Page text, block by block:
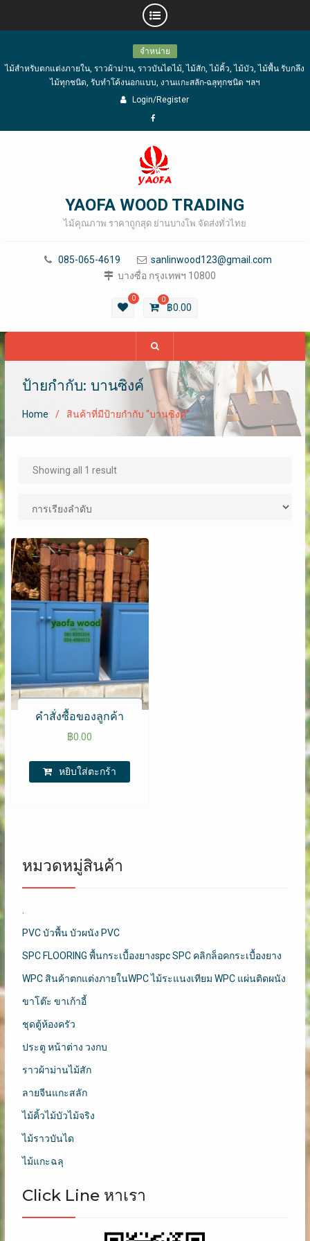
content
จำหน่าย
ไม้สำหรับตกแต่งภายใน, ราวผ้าม่าน, ราวบันไดไม้, ไม้สัก, ไม้คิ้ว, ไม้บัว, ไม้พื้น รับกลึง
ไม้ทุกชนิด, รับทำโค้งนอกแบบ, งานแกะสลัก-ฉลุทุกชนิด ฯลฯ
Login/Register
Facebook
YAOFA WOOD TRADING
ไม้คุณภาพ ราคาถูกสุด ย่านบางโพ จัดส่งทั่วไทย
085-065-4619
sanlinwood123@gmail.com
บางซื่อ กรุงเทพฯ 10800
0 0
฿0.00
ป้ายกำกับ: บานซิงค์
Home สินค้าที่มีป้ายกำกับ “บานซิงค์”
Showing all 1 result
คำสั่งซื้อของลูกค้า
฿0.00
หยิบใส่ตะกร้า
หมวดหมู่สินค้า
PVC บัวพื้น บัวผนัง PVC
SPC FLOORING พื้นกระเบื้องยางspc SPC คลิกล็อคกระเบื้องยาง
WPC สินค้าตกแต่งภายในWPC ไม้ระแนงเทียม WPC แผ่นติดผนัง
ขาโต๊ะ ขาเก้าอี้
ชุดตู้ห้องครัว
ประตู หน้าต่าง วงกบ
ราวผ้าม่านไม้สัก
ลายจีนแกะสลัก
ไม้คิ้วไม้บัวไม้จริง
ไม้ราวบันได
ไม้แกะฉลุ
Click Line หาเรา